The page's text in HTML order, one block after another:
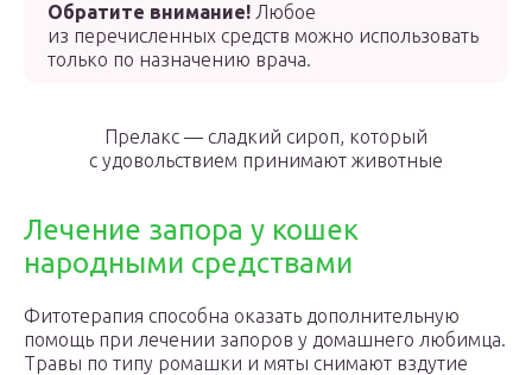
Обратите внимание! Любое
из перечисленных средств можно использовать
только по назначению врача.
Прелакс — сладкий сироп, который
с удовольствием принимают животные
Лечение запора у кошек
народными средствами
Фитотерапия способна оказать дополнительную
помощь при лечении запоров у домашнего любимца.
Травы по типу ромашки и мяты снимают вздутие